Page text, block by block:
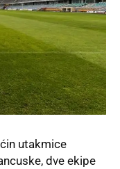
utakmice
dve ekipe